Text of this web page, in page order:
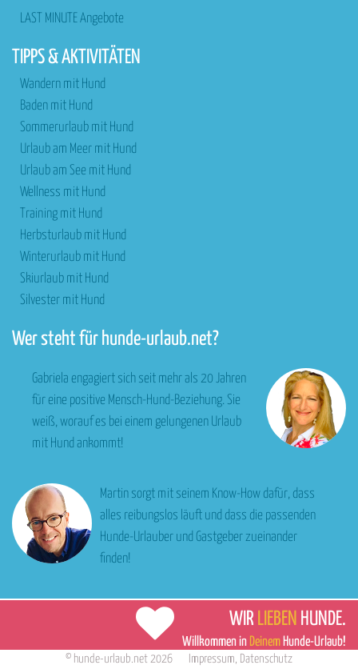
LAST MINUTE Angebote
TIPPS & AKTIVITÄTEN
Wandern mit Hund
Baden mit Hund
Sommerurlaub mit Hund
Urlaub am Meer mit Hund
Urlaub am See mit Hund
Wellness mit Hund
Training mit Hund
Herbsturlaub mit Hund
Winterurlaub mit Hund
Skiurlaub mit Hund
Silvester mit Hund
Wer steht für hunde-urlaub.net?
Gabriela engagiert sich seit mehr als 20 Jahren
für eine positive Mensch-Hund-Beziehung. Sie
weiß, worauf es bei einem gelungenen Urlaub
mit Hund ankommt!
Martin sorgt mit seinem Know-How dafür, dass
alles reibungslos läuft und dass die passenden
Hunde-Urlauber und Gastgeber zueinander
finden!
WIR LIEBEN HUNDE.
Willkommen in Deinem Hunde-Urlaub!
© hunde-urlaub.net 2026 Impressum, Datenschutz